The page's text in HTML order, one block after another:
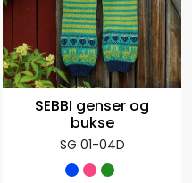
SEBBI genser og
bukse
SG 01-04D